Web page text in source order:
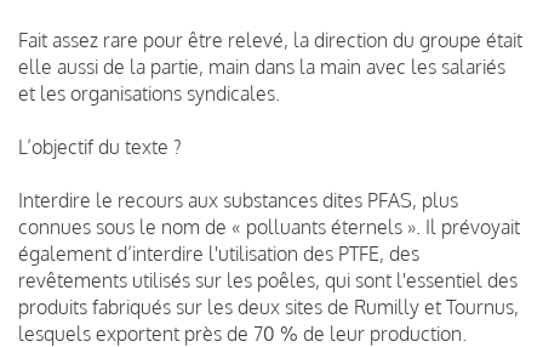
Fait assez rare pour être relevé, la direction du groupe était
elle aussi de la partie, main dans la main avec les salariés
et les organisations syndicales.
L’objectif du texte ?
Interdire le recours aux substances dites PFAS, plus
connues sous le nom de « polluants éternels ». Il prévoyait
également d’interdire l'utilisation des PTFE, des
revêtements utilisés sur les poêles, qui sont l'essentiel des
produits fabriqués sur les deux sites de Rumilly et Tournus,
lesquels exportent près de 70 % de leur production.